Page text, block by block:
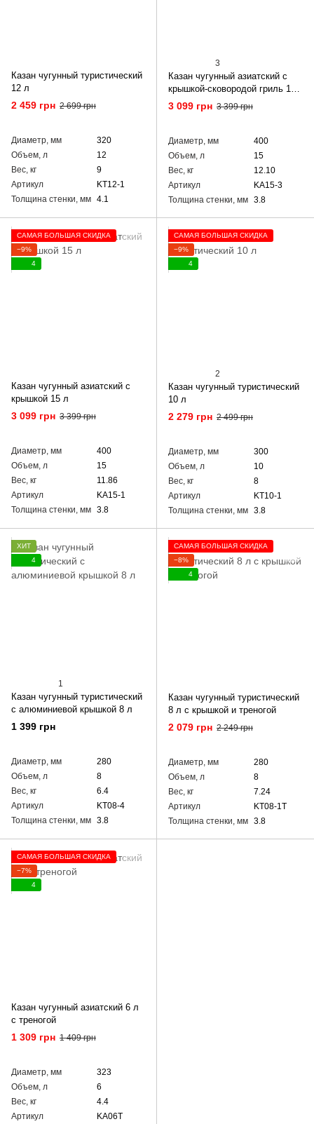
Казан чугунный туристический
12 л
2 459 грн 2 699 грн
Диаметр, мм
320
Объем, л
12
Вес, кг
9
Артикул
KT12-1
Толщина стенки, мм 4.1
3
Казан чугунный азиатский с
крышкой-сковородой гриль 15
л
3 099 грн 3 399 грн
Диаметр, мм
400
Объем, л
15
Вес, кг
12.10
Артикул
KA15-3
Толщина стенки, мм 3.8
САМАЯ БОЛЬШАЯ СКИДКА
−9%
4
Казан чугунный азиатский с
крышкой 15 л
3 099 грн 3 399 грн
Диаметр, мм
400
Объем, л
15
Вес, кг
11.86
Артикул
KA15-1
Толщина стенки, мм 3.8
САМАЯ БОЛЬШАЯ СКИДКА
−9%
4
2
Казан чугунный туристический
10 л
2 279 грн 2 499 грн
Диаметр, мм
300
Объем, л
10
Вес, кг
8
Артикул
KT10-1
Толщина стенки, мм 3.8
ХИТ
4
1
Казан чугунный туристический
с алюминиевой крышкой 8 л
1 399 грн
Диаметр, мм
280
Объем, л
8
Вес, кг
6.4
Артикул
KT08-4
Толщина стенки, мм 3.8
САМАЯ БОЛЬШАЯ СКИДКА
−8%
4
Казан чугунный туристический
8 л с крышкой и треногой
2 079 грн 2 249 грн
Диаметр, мм
280
Объем, л
8
Вес, кг
7.24
Артикул
KT08-1T
Толщина стенки, мм 3.8
САМАЯ БОЛЬШАЯ СКИДКА
−7%
4
Казан чугунный азиатский 6 л
с треногой
1 309 грн 1 409 грн
Диаметр, мм
323
Объем, л
6
Вес, кг
4.4
Артикул
KA06T